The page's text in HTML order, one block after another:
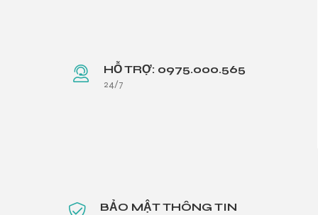
HỖ TRỢ: 0975.000.565
24/7
BẢO MẬT THÔNG TIN